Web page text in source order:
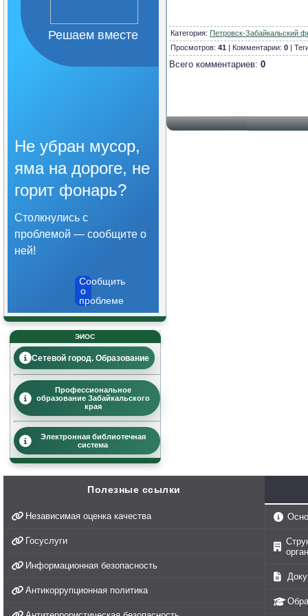
Решаем вместе
Не убран мусор,
яма на дороге, не
горит фонарь?
Столкнулись с
проблемой — сообщите о
ней!
Сообщить
о
проблеме
ЭИОС
Сетевой город. Образование
Профессиональное
образование Забайкальского
края
Электронная библиотечная
система
Категория: Петровск-Забайкальский
Просмотров: 41 | Комментарии: 0 |
Всего комментариев: 0
Полезные ссылки
Независимая оценка качества
Госуслуги
Информационная безопасность
Антикоррупционная политика